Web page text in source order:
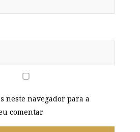
neste navegador para a
comentar.